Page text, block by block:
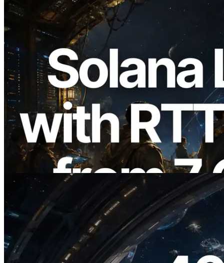
2026.08.05
ERPC expande a Solana Leader Slot API
com medição de ping a partir de 7 regiões
globais — Validators Information API
também lançada